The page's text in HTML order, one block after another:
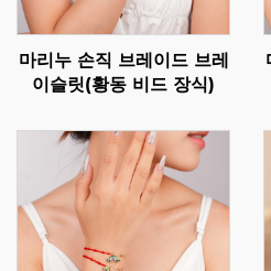
마리누 손직 브레이드 브레
이슬릿(황동 비드 장식)